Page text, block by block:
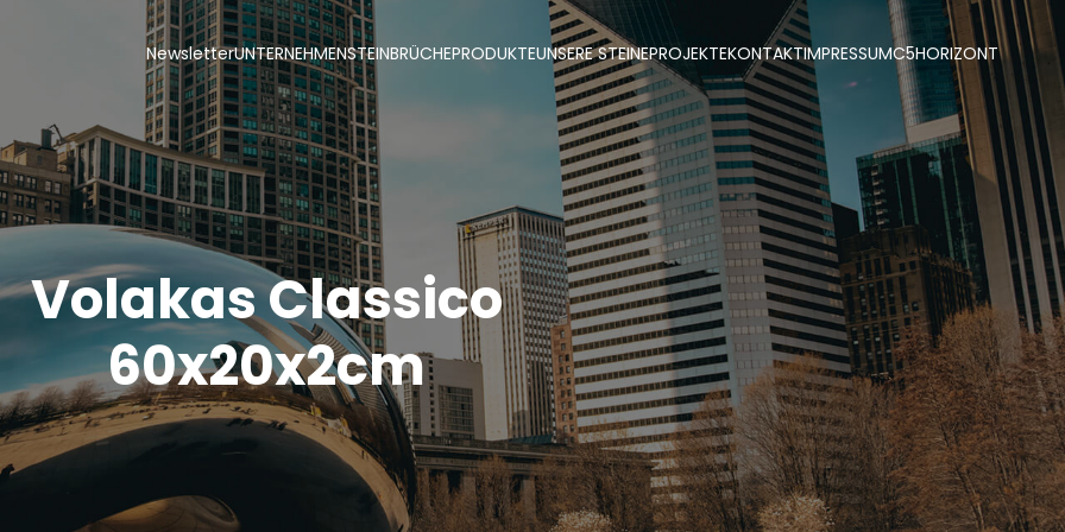
NewsletterUNTERNEHMENSTEINBRÜCHEPRODUKTEUNSERE STEINEPROJEKTEKONTAKTIMPRESSUMC5HORIZONT
Volakas Classico
60x20x2cm